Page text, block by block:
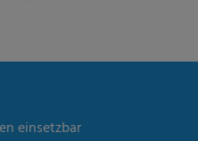
einsetzbar